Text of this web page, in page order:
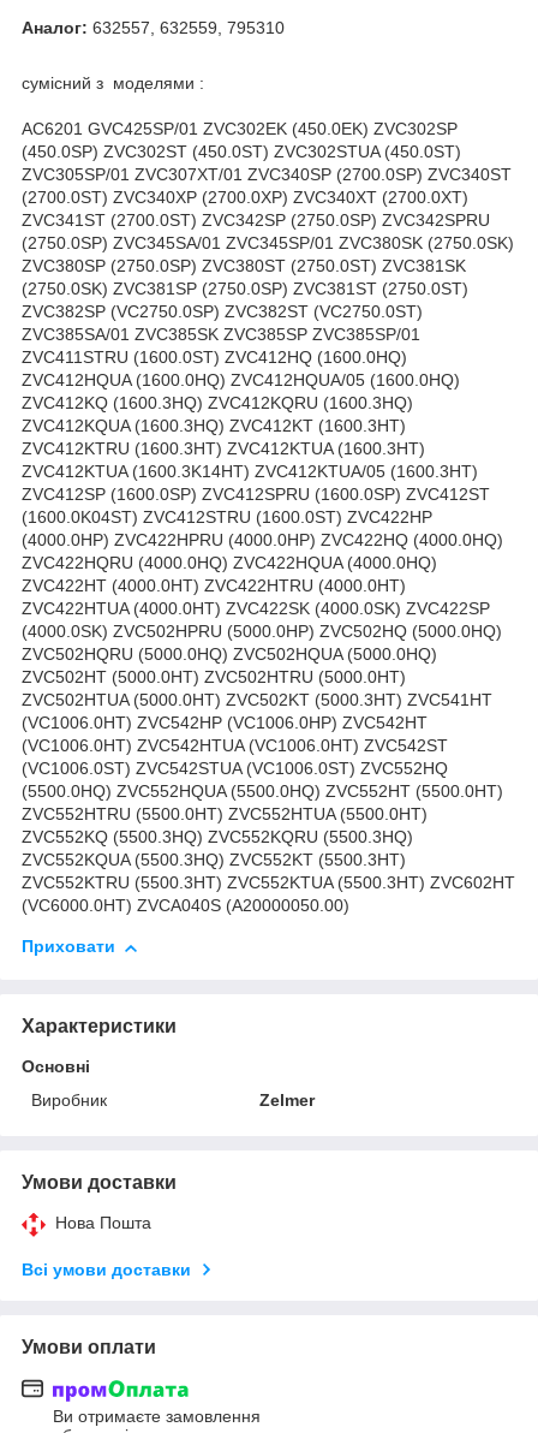
Аналог: 632557, 632559, 795310
сумісний з моделями :
AC6201 GVC425SP/01 ZVC302EK (450.0EK) ZVC302SP
(450.0SP) ZVC302ST (450.0ST) ZVC302STUA (450.0ST)
ZVC305SP/01 ZVC307XT/01 ZVC340SP (2700.0SP) ZVC340ST
(2700.0ST) ZVC340XP (2700.0XP) ZVC340XT (2700.0XT)
ZVC341ST (2700.0ST) ZVC342SP (2750.0SP) ZVC342SPRU
(2750.0SP) ZVC345SA/01 ZVC345SP/01 ZVC380SK (2750.0SK)
ZVC380SP (2750.0SP) ZVC380ST (2750.0ST) ZVC381SK
(2750.0SK) ZVC381SP (2750.0SP) ZVC381ST (2750.0ST)
ZVC382SP (VC2750.0SP) ZVC382ST (VC2750.0ST)
ZVC385SA/01 ZVC385SK ZVC385SP ZVC385SP/01
ZVC411STRU (1600.0ST) ZVC412HQ (1600.0HQ)
ZVC412HQUA (1600.0HQ) ZVC412HQUA/05 (1600.0HQ)
ZVC412KQ (1600.3HQ) ZVC412KQRU (1600.3HQ)
ZVC412KQUA (1600.3HQ) ZVC412KT (1600.3HT)
ZVC412KTRU (1600.3HT) ZVC412KTUA (1600.3HT)
ZVC412KTUA (1600.3K14HT) ZVC412KTUA/05 (1600.3HT)
ZVC412SP (1600.0SP) ZVC412SPRU (1600.0SP) ZVC412ST
(1600.0K04ST) ZVC412STRU (1600.0ST) ZVC422HP
(4000.0HP) ZVC422HPRU (4000.0HP) ZVC422HQ (4000.0HQ)
ZVC422HQRU (4000.0HQ) ZVC422HQUA (4000.0HQ)
ZVC422HT (4000.0HT) ZVC422HTRU (4000.0HT)
ZVC422HTUA (4000.0HT) ZVC422SK (4000.0SK) ZVC422SP
(4000.0SK) ZVC502HPRU (5000.0HP) ZVC502HQ (5000.0HQ)
ZVC502HQRU (5000.0HQ) ZVC502HQUA (5000.0HQ)
ZVC502HT (5000.0HT) ZVC502HTRU (5000.0HT)
ZVC502HTUA (5000.0HT) ZVC502KT (5000.3HT) ZVC541HT
(VC1006.0HT) ZVC542HP (VC1006.0HP) ZVC542HT
(VC1006.0HT) ZVC542HTUA (VC1006.0HT) ZVC542ST
(VC1006.0ST) ZVC542STUA (VC1006.0ST) ZVC552HQ
(5500.0HQ) ZVC552HQUA (5500.0HQ) ZVC552HT (5500.0HT)
ZVC552HTRU (5500.0HT) ZVC552HTUA (5500.0HT)
ZVC552KQ (5500.3HQ) ZVC552KQRU (5500.3HQ)
ZVC552KQUA (5500.3HQ) ZVC552KT (5500.3HT)
ZVC552KTRU (5500.3HT) ZVC552KTUA (5500.3HT) ZVC602HT
(VC6000.0HT) ZVCA040S (A20000050.00)
Приховати
Характеристики
Основні
Виробник
Zelmer
Умови доставки
Нова Пошта
Всі умови доставки
Умови оплати
Ви отримаєте замовлення